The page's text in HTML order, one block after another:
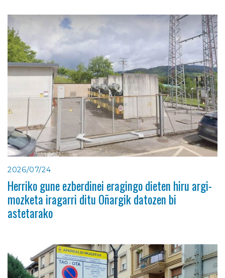
2026/07/24
Herriko gune ezberdinei eragingo dieten hiru argi-
mozketa iragarri ditu Oñargik datozen bi
astetarako